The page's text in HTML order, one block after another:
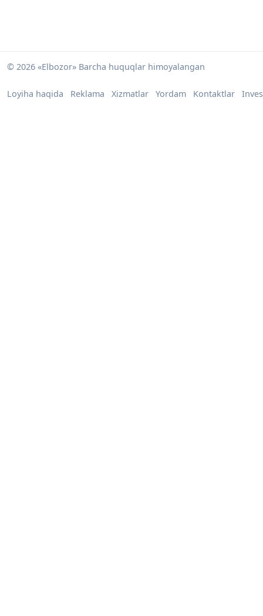
© 2026 «Elbozor» Barcha huquqlar himoyalangan
Loyiha haqida Reklama Xizmatlar Yordam Kontaktlar